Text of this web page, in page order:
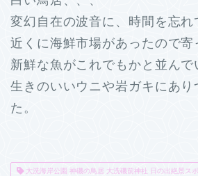
変幻自在の波音に、時間を忘れ
近くに海鮮市場があったので寄
新鮮な魚がこれでもかと並んで
生きのいいウニや岩ガキにあり
た。
大洗海岸公園 神磯の鳥居 大洗磯前神社 日の出絶景ス